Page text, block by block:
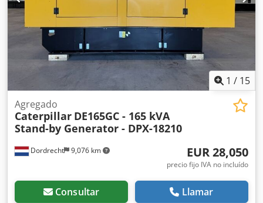
1 / 15
Dordrecht 9,076 km
Agregado
Caterpillar DE165GC - 165 kVA
Stand-by Generator - DPX-18210
EUR 28,050
precio fijo IVA no incluído
Consultar Llamar